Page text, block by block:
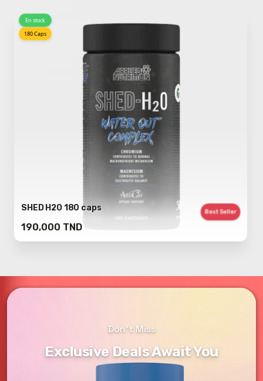
En stock
180 Caps
SHED H2O 180 caps Best Seller
190,000 TND
Don't Miss
Exclusive Deals Await You